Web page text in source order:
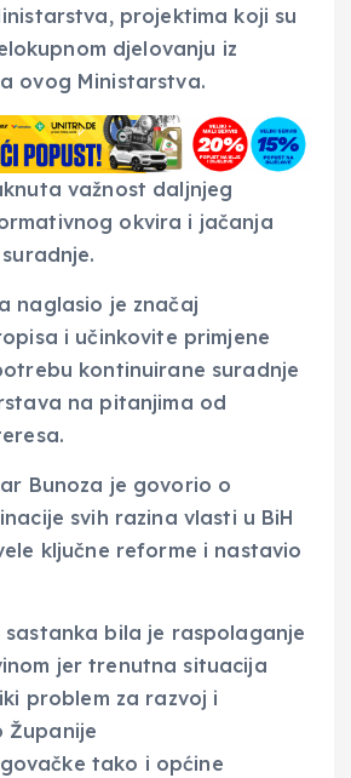
projektima koji su
djelovanju iz
ovog Ministarstva.
važnost daljnjeg
okvira i jačanja
naglasio je značaj
i učinkovite primjene
kontinuirane suradnje
na pitanjima od
Bunoza je govorio o
svih razina vlasti u BiH
ključne reforme i nastavio
sastanka bila je raspolaganje
jer trenutna situacija
problem za razvoj i
Županije
tako i općine